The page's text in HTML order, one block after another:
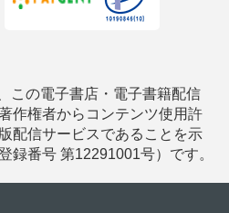
この電子書店・電子書籍配信
作権者からコンテンツ使用許
配信サービスであることを示
録番号 第12291001号）です。